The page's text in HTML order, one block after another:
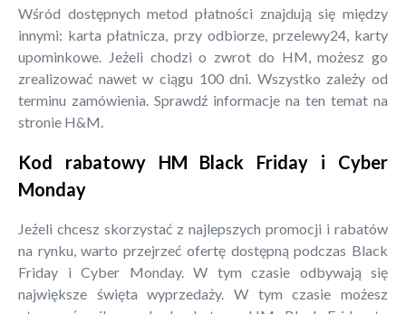
Wśród dostępnych metod płatności znajdują się między
innymi: karta płatnicza, przy odbiorze, przelewy24, karty
upominkowe. Jeżeli chodzi o zwrot do HM, możesz go
zrealizować nawet w ciągu 100 dni. Wszystko zależy od
terminu zamówienia. Sprawdź informacje na ten temat na
stronie H&M.
Kod rabatowy HM Black Friday i Cyber
Monday
Jeżeli chcesz skorzystać z najlepszych promocji i rabatów
na rynku, warto przejrzeć ofertę dostępną podczas Black
Friday i Cyber Monday. W tym czasie odbywają się
największe święta wyprzedaży. W tym czasie możesz